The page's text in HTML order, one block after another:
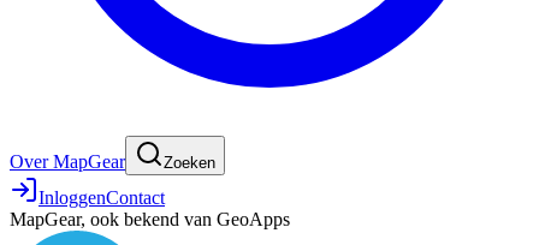
Over MapGear Zoeken
InloggenContact
MapGear, ook bekend van GeoApps